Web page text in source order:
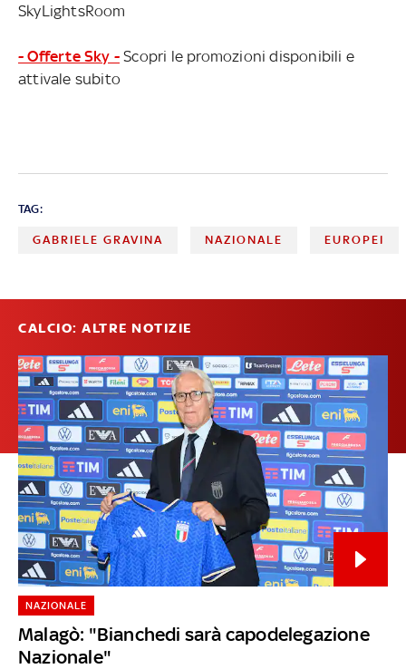
SkyLightsRoom
- Offerte Sky - Scopri le promozioni disponibili e
attivale subito
TAG:
GABRIELE GRAVINA NAZIONALE EUROPEI
CALCIO: ALTRE NOTIZIE
Malagò: "Bianchedi sarà capodelegazione
Nazionale"
NAZIONALE